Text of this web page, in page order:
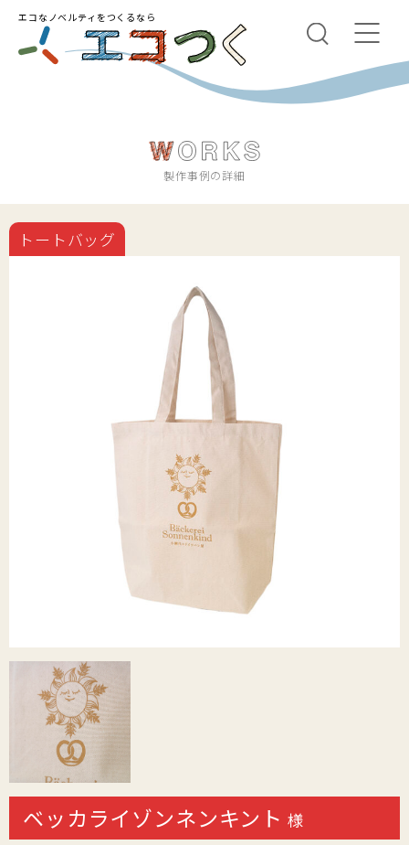
エコなノベルティをつくるなら
製作事例の詳細
トートバッグ
ベッカライゾンネンキント 様